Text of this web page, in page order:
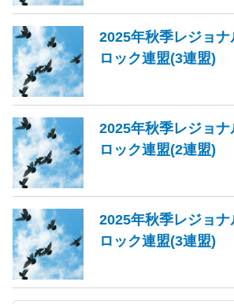
2025年秋季レジョ
ロック連盟(3連盟)
2025年秋季レジョ
ロック連盟(2連盟)
2025年秋季レジョ
ロック連盟(3連盟)